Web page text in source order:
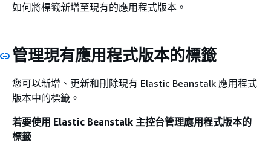
如何將標籤新增至現有的應用程式版本。
管理現有應用程式版本的標籤
您可以新增、更新和刪除現有 Elastic Beanstalk 應用程式
版本中的標籤。
若要使用 Elastic Beanstalk 主控台管理應用程式版本的
標籤